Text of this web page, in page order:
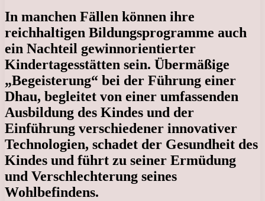
In manchen Fällen können ihre
reichhaltigen Bildungsprogramme auch
ein Nachteil gewinnorientierter
Kindertagesstätten sein. Übermäßige
„Begeisterung“ bei der Führung einer
Dhau, begleitet von einer umfassenden
Ausbildung des Kindes und der
Einführung verschiedener innovativer
Technologien, schadet der Gesundheit des
Kindes und führt zu seiner Ermüdung
und Verschlechterung seines
Wohlbefindens.